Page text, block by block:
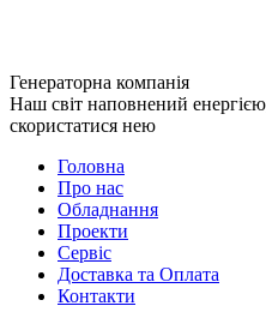
Генераторна компанія
Наш світ наповнений
скористатися нею
Головна
Про нас
Обладнання
Проекти
Сервіс
Доставка та Оплата
Контакти